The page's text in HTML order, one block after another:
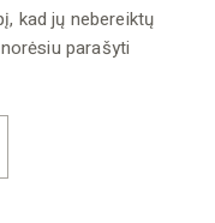
kad jų nebereiktų
parašyti